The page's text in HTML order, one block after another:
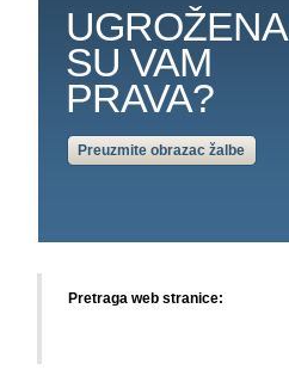
UGROŽENA
SU VAM
PRAVA?
Preuzmite obrazac žalbe
Pretraga web stranice: